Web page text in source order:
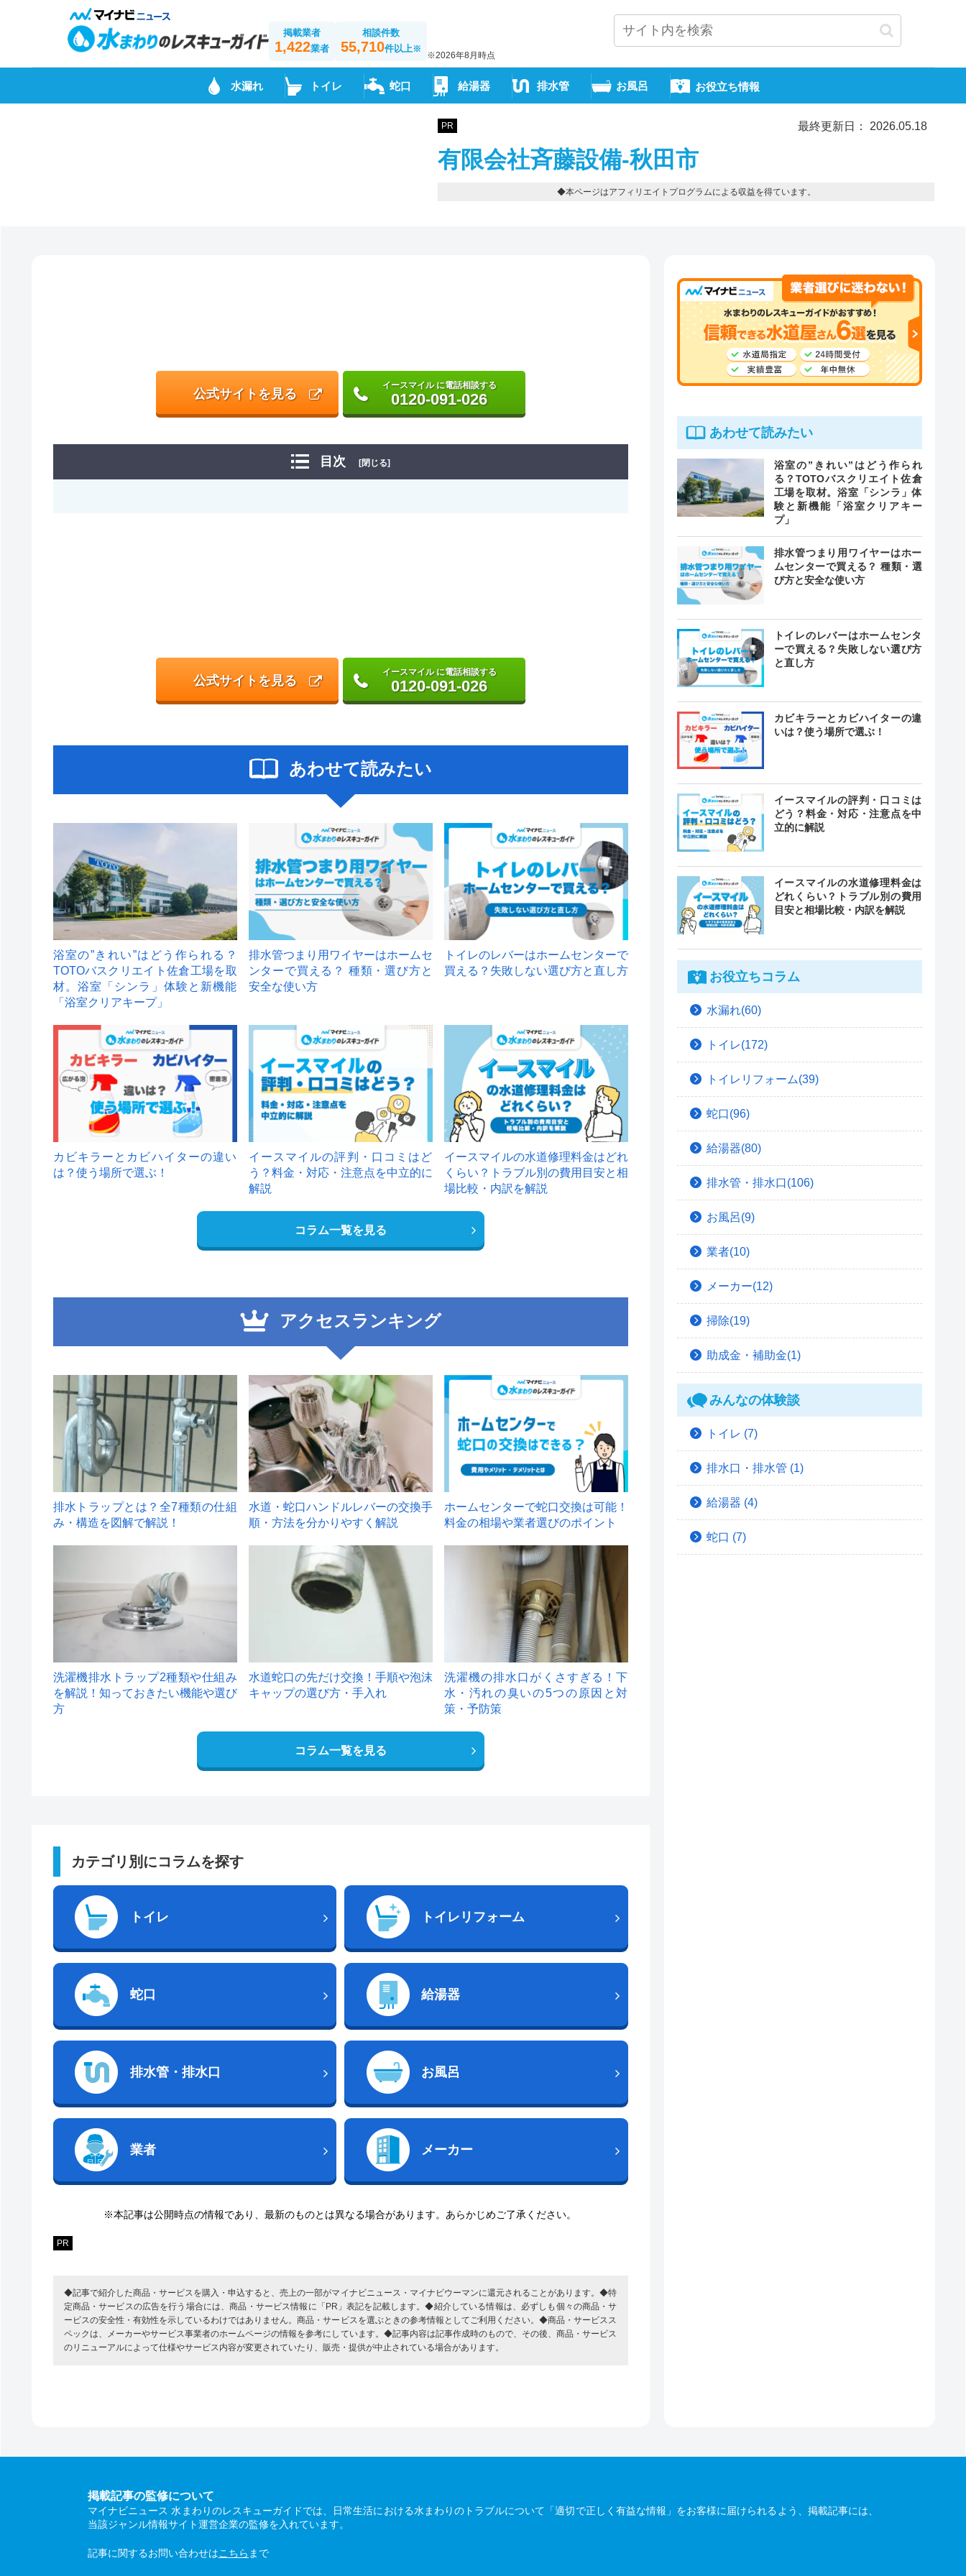
掲載業者
1,422業者
相談件数
55,710件以上※
※2026年8月時点
水漏れ トイレ 蛇口 給湯器 排水管 お風呂 お役立ち情報
PR 最終更新日： 2026.05.18
有限会社斉藤設備-秋田市
◆本ページはアフィリエイトプログラムによる収益を得ています。
公式サイトを見る
イースマイル に電話相談する
0120-091-026
目次 [閉じる]
公式サイトを見る
イースマイル に電話相談する
0120-091-026
あわせて読みたい
浴室の”きれい”はどう作られる？
TOTOバスクリエイト佐倉工場を取
材。浴室「シンラ」体験と新機能
「浴室クリアキープ」
排水管つまり用ワイヤーはホームセ
ンターで買える？ 種類・選び方と
安全な使い方
トイレのレバーはホームセンターで
買える？失敗しない選び方と直し方
カビキラーとカビハイターの違い
は？使う場所で選ぶ！
イースマイルの評判・口コミはど
う？料金・対応・注意点を中立的に
解説
イースマイルの水道修理料金はどれ
くらい？トラブル別の費用目安と相
場比較・内訳を解説
コラム一覧を見る
アクセスランキング
1
排水トラップとは？全7種類の仕組
み・構造を図解で解説！
2
水道・蛇口ハンドルレバーの交換手
順・方法を分かりやすく解説
ホームセンターで蛇口交換は可能！
料金の相場や業者選びのポイント
洗濯機排水トラップ2種類や仕組み
を解説！知っておきたい機能や選び
方
水道蛇口の先だけ交換！手順や泡沫
キャップの選び方・手入れ
洗濯機の排水口がくさすぎる！下
水・汚れの臭いの5つの原因と対
策・予防策
コラム一覧を見る
カテゴリ別にコラムを探す
トイレ トイレリフォーム
蛇口 給湯器
排水管・排水口 お風呂
業者 メーカー
※本記事は公開時点の情報であり、最新のものとは異なる場合があります。あらかじめご了承ください。
PR
◆記事で紹介した商品・サービスを購入・申込すると、売上の一部がマイナビニュース・マイナビウーマンに還元されることがあります。◆特
定商品・サービスの広告を行う場合には、商品・サービス情報に「PR」表記を記載します。◆紹介している情報は、必ずしも個々の商品・サ
ービスの安全性・有効性を示しているわけではありません。商品・サービスを選ぶときの参考情報としてご利用ください。◆商品・サービスス
ペックは、メーカーやサービス事業者のホームページの情報を参考にしています。◆記事内容は記事作成時のもので、その後、商品・サービス
のリニューアルによって仕様やサービス内容が変更されていたり、販売・提供が中止されている場合があります。
あわせて読みたい
浴室の”きれい”はどう作られ
る？TOTOバスクリエイト佐倉
工場を取材。浴室「シンラ」体
験と新機能「浴室クリアキー
プ」
排水管つまり用ワイヤーはホー
ムセンターで買える？ 種類・選
び方と安全な使い方
トイレのレバーはホームセンタ
ーで買える？失敗しない選び方
と直し方
カビキラーとカビハイターの違
いは？使う場所で選ぶ！
イースマイルの評判・口コミは
どう？料金・対応・注意点を中
立的に解説
イースマイルの水道修理料金は
どれくらい？トラブル別の費用
目安と相場比較・内訳を解説
お役立ちコラム
水漏れ(60)
トイレ(172)
トイレリフォーム(39)
蛇口(96)
給湯器(80)
排水管・排水口(106)
お風呂(9)
業者(10)
メーカー(12)
掃除(19)
助成金・補助金(1)
みんなの体験談
トイレ (7)
排水口・排水管 (1)
給湯器 (4)
蛇口 (7)
掲載記事の監修について
マイナビニュース 水まわりのレスキューガイドでは、日常生活における水まわりのトラブルについて「適切で正しく有益な情報」をお客様に届けられるよう、掲載記事には、
当該ジャンル情報サイト運営企業の監修を入れています。
記事に関するお問い合わせはこちら まで